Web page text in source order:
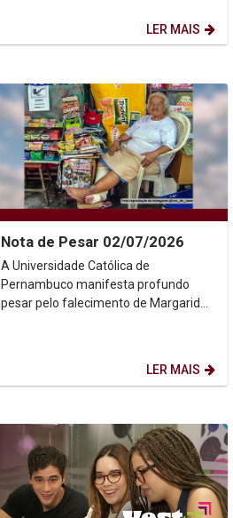
LER MAIS
Nota de Pesar 02/07/2026
A Universidade Católica de
Pernambuco manifesta profundo
pesar pelo falecimento de Margarida
LER MAIS